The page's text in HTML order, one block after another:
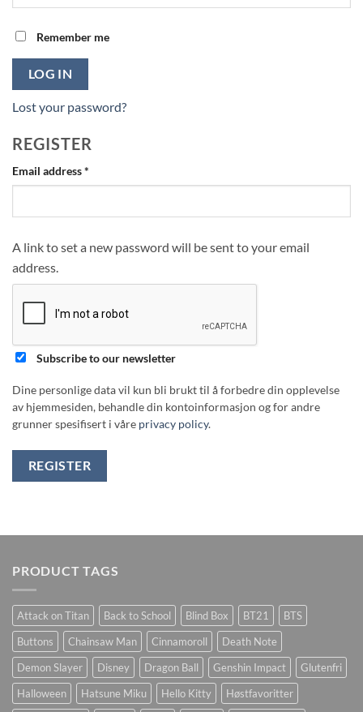
Remember me
LOG IN
Lost your password?
REGISTER
Email address*
A link to set a new password will be sent to your email
address.
Subscribe to our newsletter
Dine personlige data vil kun bli brukt til å forbedre din opplevelse
av hjemmesiden, behandle din kontoinformasjon og for andre
grunner spesifisert i våre privacy policy.
REGISTER
PRODUCT TAGS
Attack on Titan Back to School Blind Box BT21
BTS
Buttons
Chainsaw Man Cinnamoroll
Death Note
Demon Slayer
Disney Dragon Ball Genshin Impact
Glutenfri
Halloween
Hatsune Miku Hello Kitty
Høstfavoritter